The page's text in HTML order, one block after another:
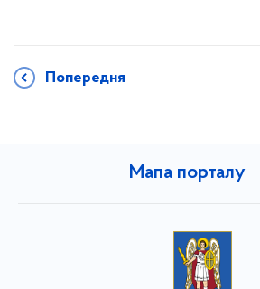
Попередня
Мапа порталу